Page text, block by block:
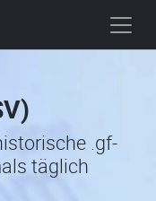
.gf-
täglich